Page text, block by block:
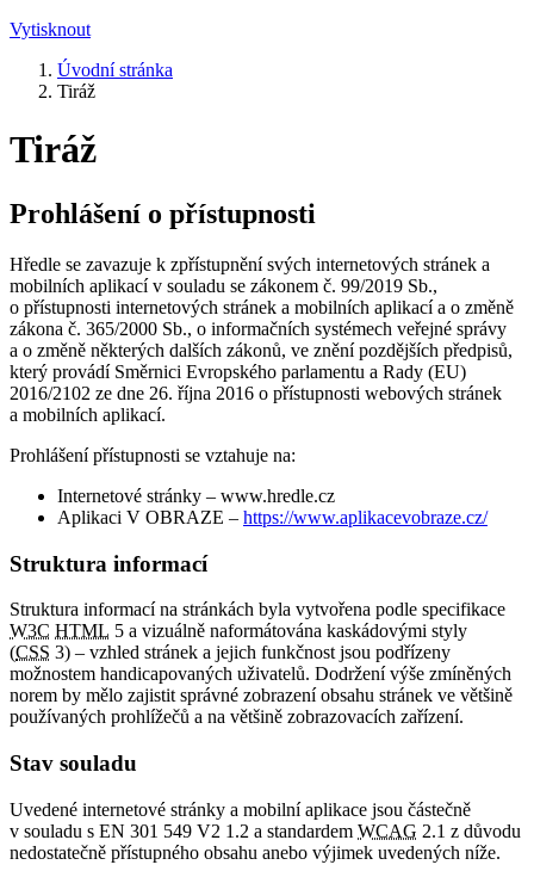
Vytisknout
Úvodní stránka
Tiráž
Tiráž
Prohlášení o přístupnosti
Hředle se zavazuje k zpřístupnění svých internetových stránek a
mobilních aplikací v souladu se zákonem č. 99/2019 Sb.,
o přístupnosti internetových stránek a mobilních aplikací a o změně
zákona č. 365/2000 Sb., o informačních systémech veřejné správy
a o změně některých dalších zákonů, ve znění pozdějších předpisů,
který provádí Směrnici Evropského parlamentu a Rady (EU)
2016/2102 ze dne 26. října 2016 o přístupnosti webových stránek
a mobilních aplikací.
Prohlášení přístupnosti se vztahuje na:
Internetové stránky – www.hredle.cz
Aplikaci V OBRAZE – https://www.aplikacevobraze.cz/
Struktura informací
Struktura informací na stránkách byla vytvořena podle specifikace
W3C HTML 5 a vizuálně naformátována kaskádovými styly
(CSS 3) – vzhled stránek a jejich funkčnost jsou podřízeny
možnostem handicapovaných uživatelů. Dodržení výše zmíněných
norem by mělo zajistit správné zobrazení obsahu stránek ve většině
používaných prohlížečů a na většině zobrazovacích zařízení.
Stav souladu
Uvedené internetové stránky a mobilní aplikace jsou částečně
v souladu s EN 301 549 V2 1.2 a standardem WCAG 2.1 z důvodu
nedostatečně přístupného obsahu anebo výjimek uvedených níže.